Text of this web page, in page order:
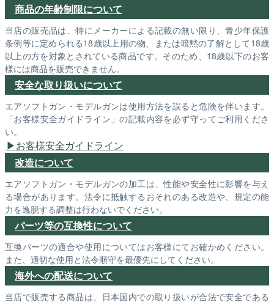
商品の年齢制限について
当店の販売品は、特にメーカーによる記載の無い限り、青少年保護
条例等に定められる18歳以上用の物、または暗黙の了解として18歳
以上の方を対象とされている商品です。そのため、18歳以下のお客
様には商品を販売できません。
安全な取り扱いについて
エアソフトガン・モデルガンは使用方法を誤ると危険を伴います。
「お客様安全ガイドライン」の記載内容を必ず守ってご利用くださ
い。
お客様安全ガイドライン
改造について
エアソフトガン・モデルガンの加工は、性能や安全性に影響を与え
る場合があります。法令に抵触するおそれのある改造や、規定の能
力を逸脱する調整は行わないでください。
パーツ等の互換性について
互換パーツの適合や使用についてはお客様にてお確かめください。
また、適切な使用と法令順守を最優先にしてください。
海外への配送について
当店で販売する商品は、日本国内での取り扱いが合法で安全である